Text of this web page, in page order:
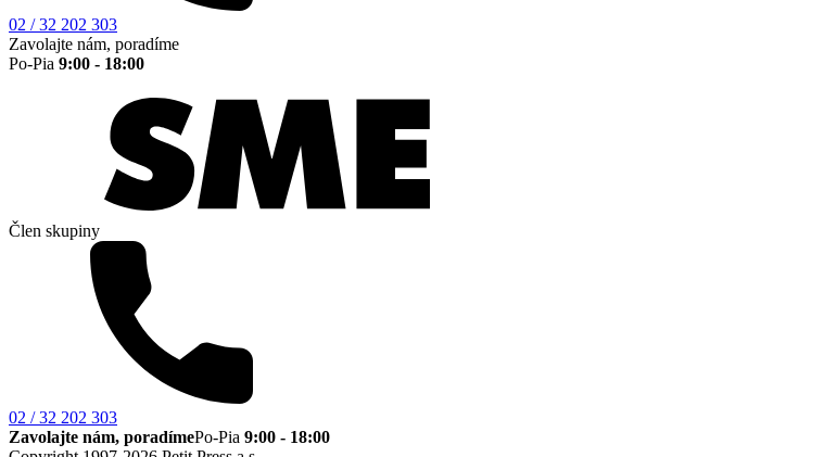
02 / 32 202 303
Zavolajte nám, poradíme
Po-Pia 9:00 - 18:00
Člen skupiny
02 / 32 202 303
Zavolajte nám, poradímePo-Pia 9:00 - 18:00